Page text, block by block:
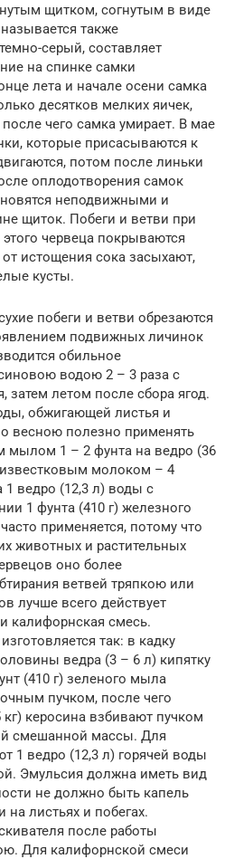
щитком, согнутым в виде
также
серый, составляет
на спинке самки
лета и начале осени самка
десятков мелких яичек,
чего самка умирает. В мае
которые присасываются к
потом после линьки
оплодотворения самок
неподвижными и
щиток. Побеги и ветви при
червеца покрываются
истощения сока засыхают,
кусты.
побеги и ветви обрезаются
подвижных личинок
обильное
водою 2 – 3 раза с
затем летом после сбора ягод.
обжигающей листья и
весною полезно применять
мылом 1 – 2 фунта на ведро (36
молоком – 4
1 ведро (12,3 л) воды с
1 фунта (410 г) железного
применяется, потому что
животных и растительных
оно более
ветвей тряпкою или
лучше всего действует
калифорнская смесь.
так: в кадку
ведра (3 – 6 л) кипятку
(410 г) зеленого мыла
пучком, после чего
кг) керосина взбивают пучком
смешанной массы. Для
1 ведро (12,3 л) горячей воды
Эмульсия должна иметь вид
не должно быть капель
листьях и побегах.
после работы
Для калифорнской смеси